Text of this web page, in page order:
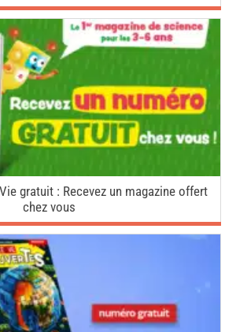
gratuit : Recevez un magazine offert
chez vous